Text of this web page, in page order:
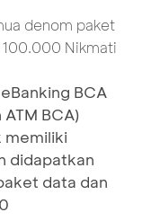
denom paket
100.000 Nikmati
BCA
BCA)
memiliki
didapatkan
data dan